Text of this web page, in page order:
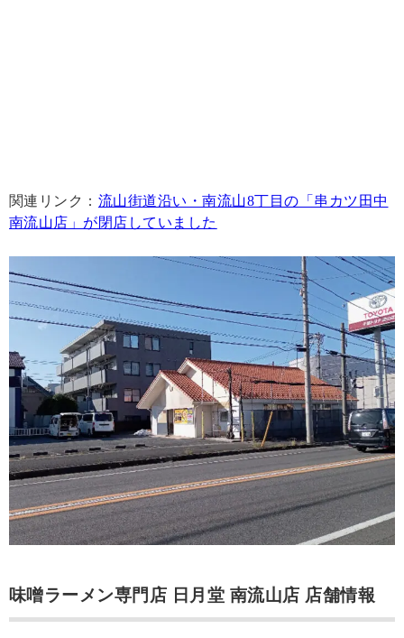
関連リンク： 流山街道沿い・南流山8丁目の「串カツ田中
南流山店」が閉店していました
味噌ラーメン専門店 日月堂 南流山店 店舗情報